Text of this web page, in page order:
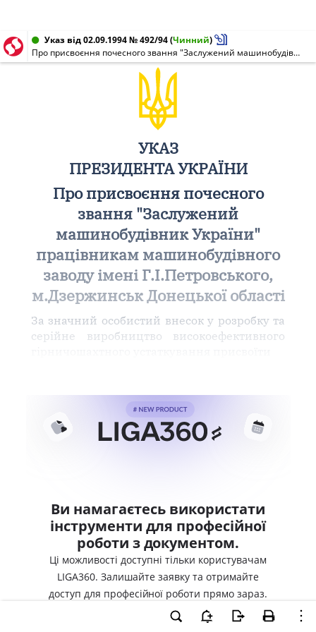
Указ від 02.09.1994 № 492/94(Чинний)
Про присвоєння почесного звання "Заслужений машинобудівник України" працівникам машинобудівного заводу імені Г.І.Петровського, м.Дзержинськ Донецької області
УКАЗ
ПРЕЗИДЕНТА УКРАЇНИ
Про присвоєння почесного
звання "Заслужений
машинобудівник України"
працівникам машинобудівного
заводу імені Г.І.Петровського,
м.Дзержинськ Донецької області
За значний особистий внесок у розробку та
серійне виробництво високоефективного
Ви намагаєтесь використати
інструменти для професійної
роботи з документом.
Ці можливості доступні тільки користувачам
LIGA360. Залишайте заявку та отримайте
доступ для професійної роботи прямо зараз.